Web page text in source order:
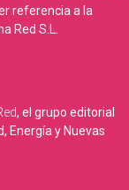
referencia a la
Red S.L.
, el grupo editorial
Energía y Nuevas